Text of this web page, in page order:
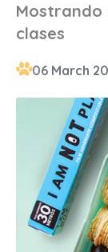
clases
06 March